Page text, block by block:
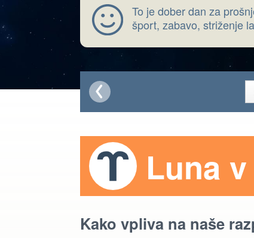
To je dober dan za
šport, zabavo, striženje
Luna
Kako vpliva na naše